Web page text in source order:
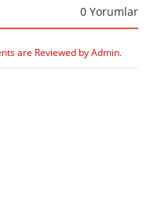
0 Yorumlar
are Reviewed by Admin.